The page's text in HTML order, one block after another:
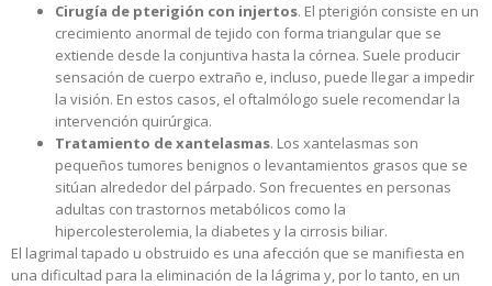
Cirugía de pterigión con injertos. El pterigión consiste en un
crecimiento anormal de tejido con forma triangular que se
extiende desde la conjuntiva hasta la córnea. Suele producir
sensación de cuerpo extraño e, incluso, puede llegar a impedir
la visión. En estos casos, el oftalmólogo suele recomendar la
intervención quirúrgica.
Tratamiento de xantelasmas. Los xantelasmas son
pequeños tumores benignos o levantamientos grasos que se
sitúan alrededor del párpado. Son frecuentes en personas
adultas con trastornos metabólicos como la
hipercolesterolemia, la diabetes y la cirrosis biliar.
El lagrimal tapado u obstruido es una afección que se manifiesta en
una dificultad para la eliminación de la lágrima y, por lo tanto, en un